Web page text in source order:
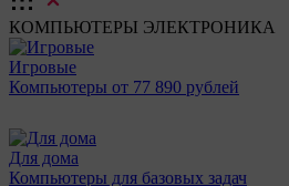
КОМПЬЮТЕРЫ ЭЛЕКТРОНИКА
Игровые
Компьютеры от 77 890 рублей
Для дома
Компьютеры для базовых задач